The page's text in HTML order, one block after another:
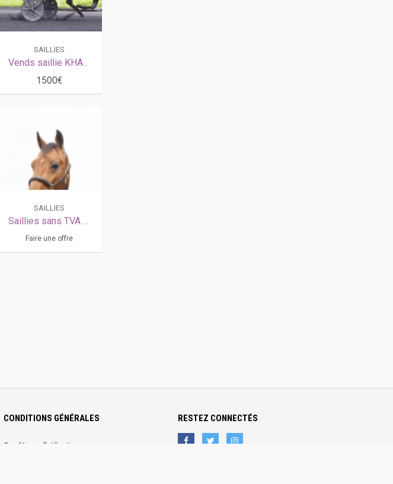
SAILLIES
Vends saillie KHAL S FELLA (Ready Cash - Anastasia Fella par Goetmals Wood)
1500€
SAILLIES
Saillies sans TVA 2026
Faire une offre
CONDITIONS GÉNÉRALES
Conditions d'utilisation
RESTEZ CONNECTÉS